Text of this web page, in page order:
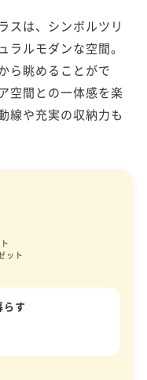
スは、シンボルツリ
ラルモダンな空間。
ら眺めることがで
空間との一体感を楽
線や充実の収納力も
ット
らす